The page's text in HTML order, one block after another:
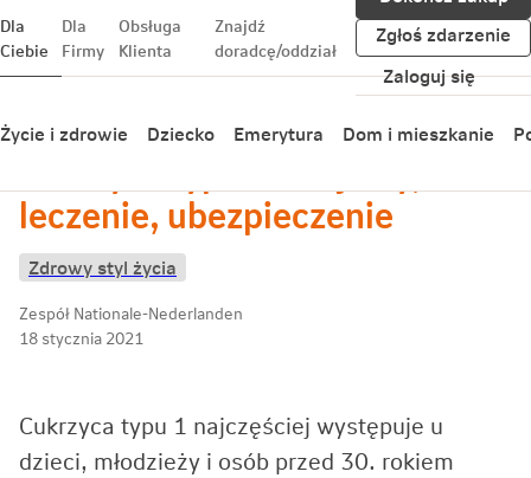
Dla
Ciebie
Dla
Firmy
Obsługa
Klienta
Znajdź
doradcę/oddział
Zgłoś zdarzenie
Zaloguj się
Życie i zdrowie Dziecko Emerytura Dom i mieszkanie
Wróć
leczenie, ubezpieczenie
Zdrowy styl życia
Zespół Nationale-Nederlanden
18 stycznia 2021
Cukrzyca typu 1 najczęściej występuje u
dzieci, młodzieży i osób przed 30. rokiem